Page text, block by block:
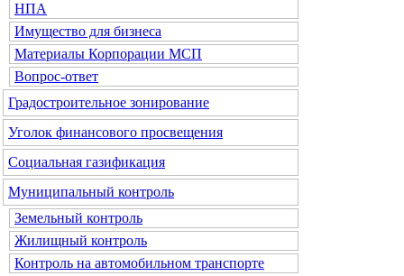
НПА
Имущество для бизнеса
Материалы Корпорации МСП
Вопрос-ответ
Градостроительное зонирование
Уголок финансового просвещения
Социальная газификация
Муниципальный контроль
Земельный контроль
Жилищный контроль
Контроль на автомобильном транспорте